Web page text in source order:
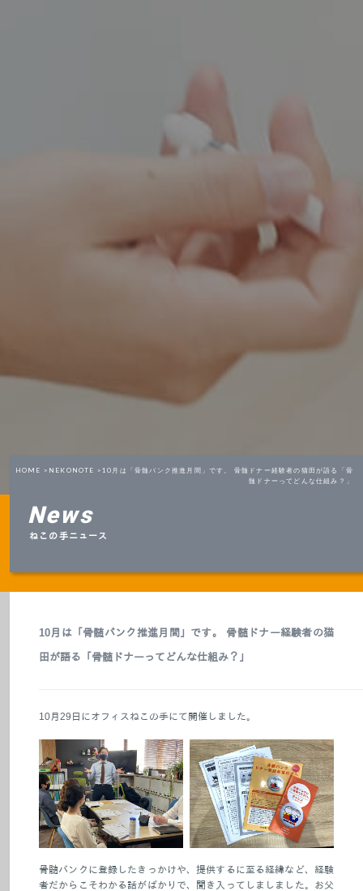
HOME > NEKONOTE > 10月は「骨髄バンク推進月間」です。 骨髄ドナー経験者の猫田が語る「骨
髄ドナーってどんな仕組み？」
News
ねこの手ニュース
10月は「骨髄バンク推進月間」です。 骨髄ドナー経験者の猫
田が語る「骨髄ドナーってどんな仕組み？」
10月29日にオフィスねこの手にて開催しました。
骨髄バンクに登録したきっかけや、提供するに至る経緯など、経験
者だからこそわかる話がばかりで、聞き入ってしましました。お父